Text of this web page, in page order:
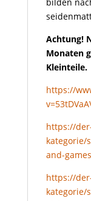
bilden
Achtung!
Monaten
Kleinteile.
https://
https://
kategorie/
and-
https://
kategorie/